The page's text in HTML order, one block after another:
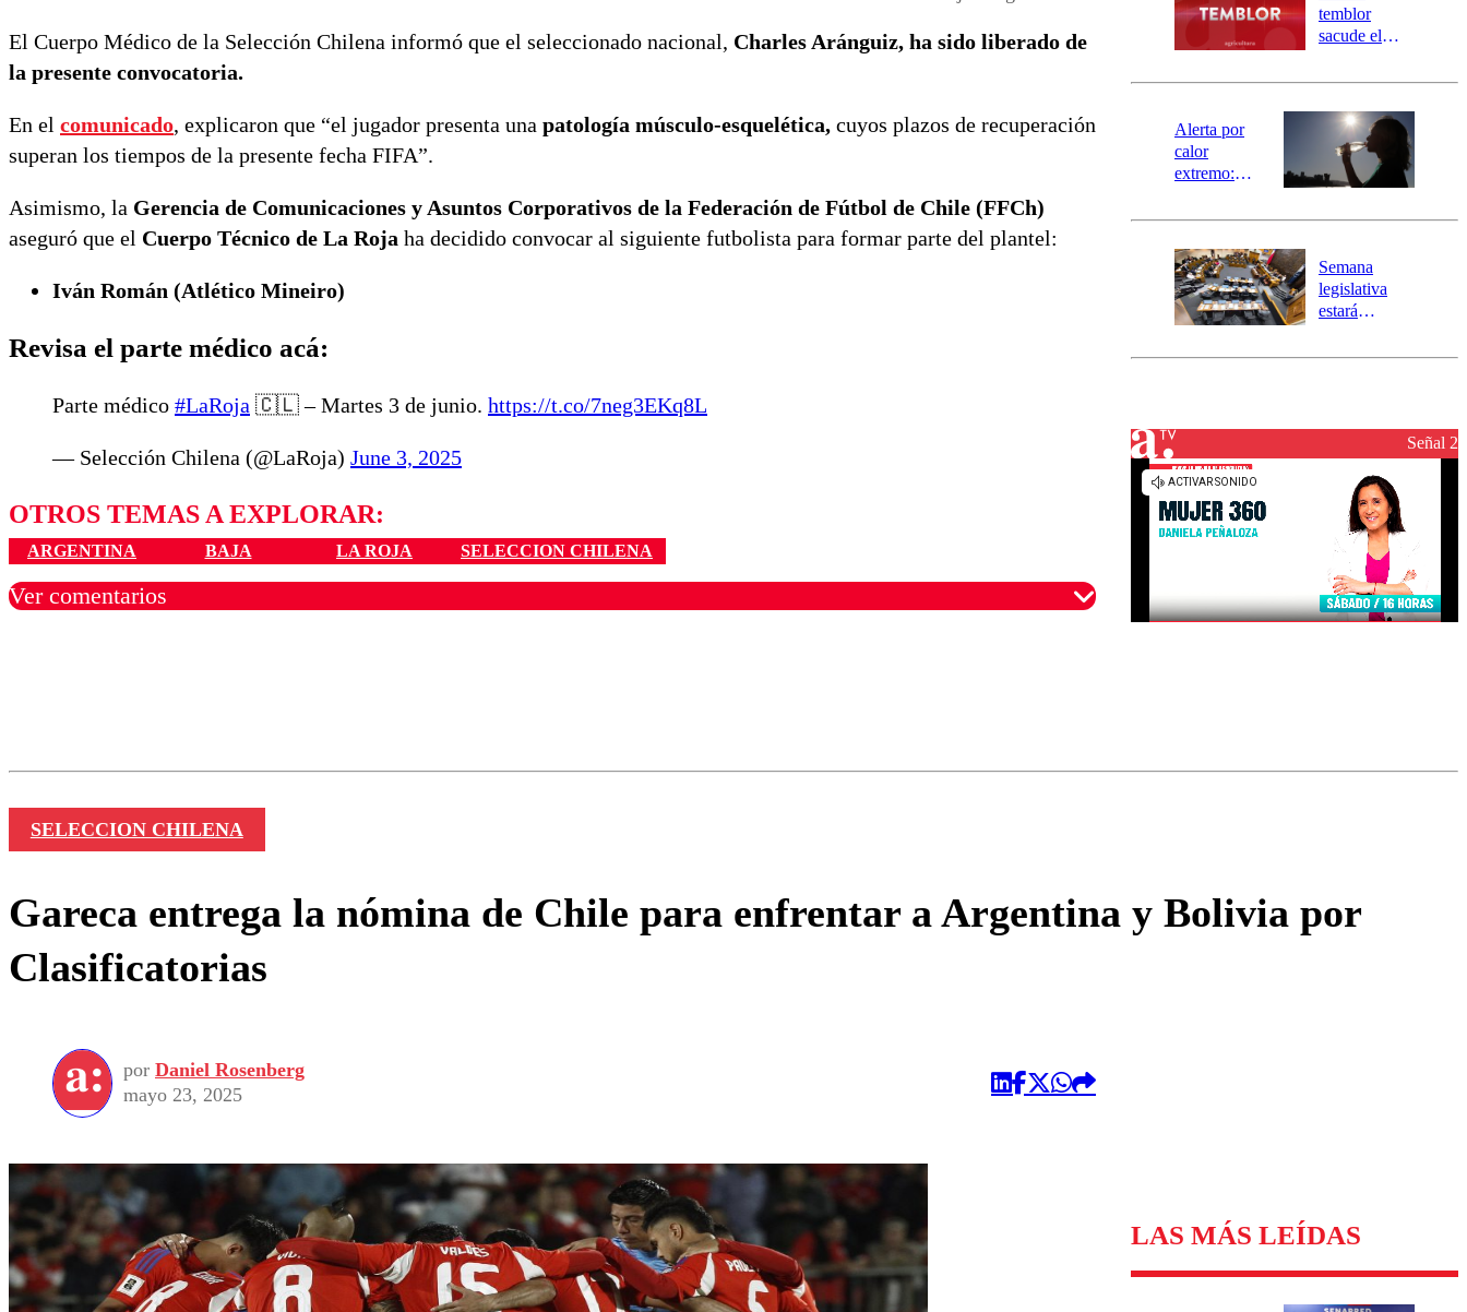
El Cuerpo Médico de la Selección Chilena informó que el seleccionado nacional, Charles Aránguiz, ha sido liberado de
la presente convocatoria.
En el comunicado, explicaron que “el jugador presenta una patología músculo-esquelética, cuyos plazos de recuperación
superan los tiempos de la presente fecha FIFA”.
Asimismo, la Gerencia de Comunicaciones y Asuntos Corporativos de la Federación de Fútbol de Chile (FFCh)
aseguró que el Cuerpo Técnico de La Roja ha decidido convocar al siguiente futbolista para formar parte del plantel:
Iván Román (Atlético Mineiro)
Revisa el parte médico acá:
Parte médico #LaRoja 🇨🇱 – Martes 3 de junio. https://t.co/7neg3EKq8L
— Selección Chilena (@LaRoja) June 3, 2025
OTROS TEMAS A EXPLORAR:
ARGENTINA BAJA LA ROJA SELECCION CHILENA
Ver comentarios
activa
mensajería
SAE
temblor
sacude el
revisa la
epicentro
Alerta por
calor
extremo:
activa Alerta
Preventiva en
tres comunas
Semana
legislativa
estará
el fin de la
reconstrucciónSeñal 2
SELECCION CHILENA
Gareca entrega la nómina de Chile para enfrentar a Argentina y Bolivia por
Clasificatorias
por Daniel Rosenberg
mayo 23, 2025
LAS MÁS LEÍDAS